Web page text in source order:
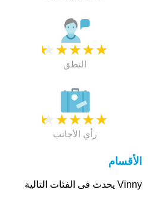
★
★
★
★
★
النطق
★
★
★
★
★
رأي الأجانب
الأقسام
Vinny يحدث فى الفئات التالية